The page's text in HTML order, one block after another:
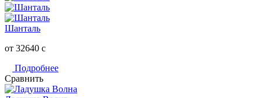
Шанталь
от 32640 c
Подробнее
Сравнить